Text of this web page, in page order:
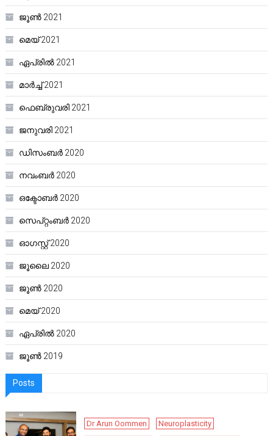
ജൂൺ 2021
മെയ്‌ 2021
ഏപ്രിൽ 2021
മാർച്ച്‌ 2021
ഫെബ്രുവരി 2021
ജനുവരി 2021
ഡിസംബർ 2020
നവംബർ 2020
ഒക്ടോബർ 2020
സെപ്റ്റംബർ 2020
ഓഗസ്റ്റ്‌ 2020
ജൂലൈ 2020
ജൂൺ 2020
മെയ്‌ 2020
ഏപ്രിൽ 2020
ജൂൺ 2019
Posts
Dr Arun Oommen
Neuroplasticity